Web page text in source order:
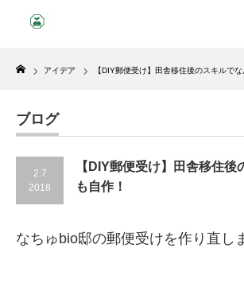
Home
アイデア 【DIY郵便受け】田舎移住後のスキルでな
ブログ
2.7
2018
【DIY郵便受け】田舎移住後
も自作！
なちゅbio邸の郵便受けを作り直し